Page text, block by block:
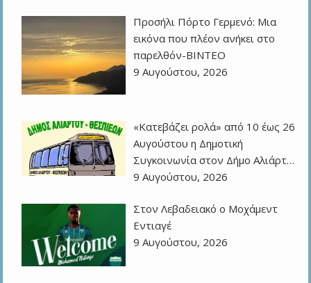
Προσήλι Πόρτο Γερμενό: Μια
εικόνα που πλέον ανήκει στο
παρελθόν-ΒΙΝΤΕΟ
9 Αυγούστου, 2026
«Κατεβάζει ρολά» από 10 έως 26
Αυγούστου η Δημοτική
Συγκοινωνία στον Δήμο Αλιάρτ…
9 Αυγούστου, 2026
Στον Λεβαδειακό ο Μοχάμεντ
Εντιαγέ
9 Αυγούστου, 2026